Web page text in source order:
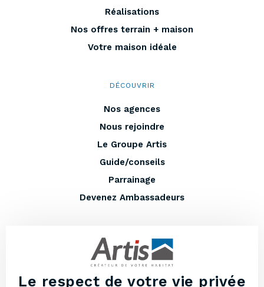
Réalisations
Nos offres terrain + maison
Votre maison idéale
DÉCOUVRIR
Nos agences
Nous rejoindre
Le Groupe Artis
Guide/conseils
Parrainage
Devenez Ambassadeurs
Entretenir votre maison
Lexique
Le respect de votre vie privée